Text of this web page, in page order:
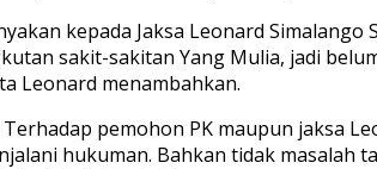
kepada Jaksa Leonard
sakit-sakitan Yang Mulia, jadi
Leonard menambahkan.
pemohon PK maupun jaksa
hukuman. Bahkan tidak masalah